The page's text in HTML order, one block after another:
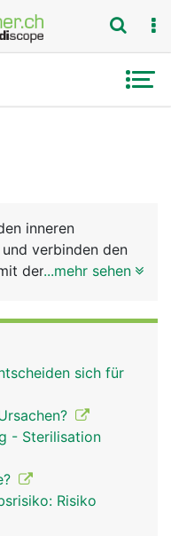
inneren
verbinden den
dem oberen Rand
direkten Kontakt
eine Art
Fransen
Frau wird alle 4
die vom
und von den
Eileiters
der Eileiter
...mehr sehen
sich für
- Sterilisation
Risiko